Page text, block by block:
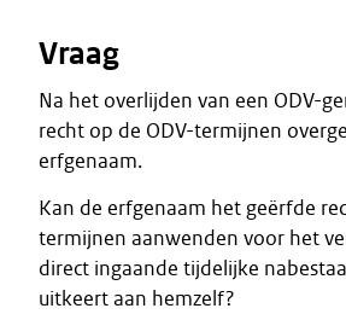
Vraag
Na het overlijden van een ODV-
recht op de ODV-termijnen
erfgenaam.
Kan de erfgenaam het geërfde
termijnen aanwenden voor het
direct ingaande tijdelijke
uitkeert aan hemzelf?